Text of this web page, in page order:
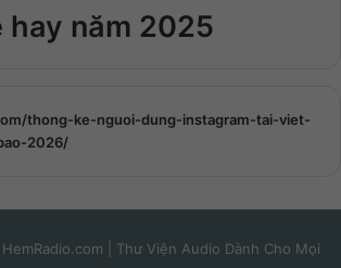
hay năm 2025
thong-ke-nguoi-dung-instagram-tai-viet-
2026/
| Thư Viện Audio Dành Cho Mọi